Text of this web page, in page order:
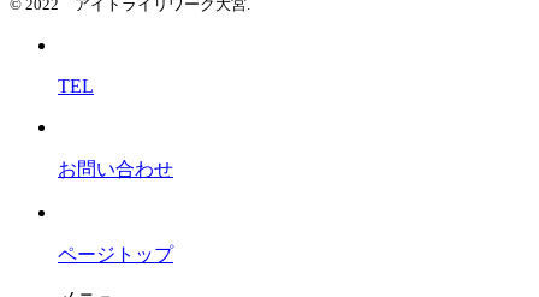
© 2022 アイトライリワーク大宮.
TEL
お問い合わせ
ページトップ